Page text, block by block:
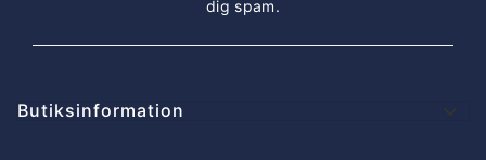
dig spam.
Butiksinformation